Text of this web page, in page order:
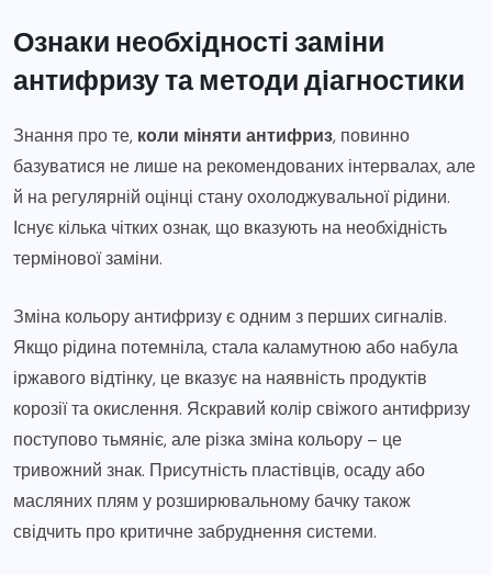
Ознаки необхідності заміни
антифризу та методи діагностики
Знання про те, коли міняти антифриз, повинно
базуватися не лише на рекомендованих інтервалах, але
й на регулярній оцінці стану охолоджувальної рідини.
Існує кілька чітких ознак, що вказують на необхідність
термінової заміни.
Зміна кольору антифризу є одним з перших сигналів.
Якщо рідина потемніла, стала каламутною або набула
іржавого відтінку, це вказує на наявність продуктів
корозії та окислення. Яскравий колір свіжого антифризу
поступово тьмяніє, але різка зміна кольору – це
тривожний знак. Присутність пластівців, осаду або
масляних плям у розширювальному бачку також
свідчить про критичне забруднення системи.